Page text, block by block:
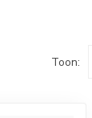
Toon: